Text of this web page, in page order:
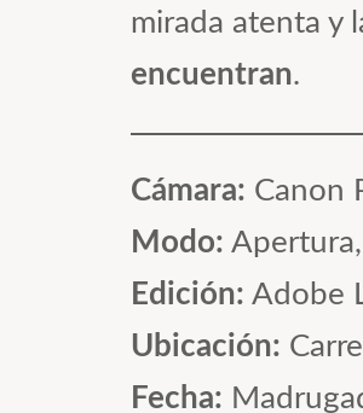
mirada atenta y
encuentran.
Cámara: Canon
Modo:
Edición: Adobe
Ubicación:
Fecha: